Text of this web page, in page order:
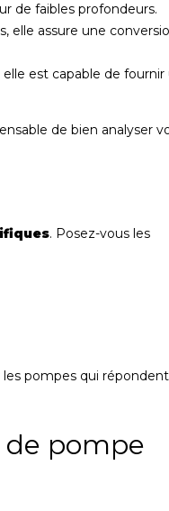
de faibles profondeurs.
elle assure une
est capable de fournir
de bien analyser
. Posez-vous les
pompes qui
pompe